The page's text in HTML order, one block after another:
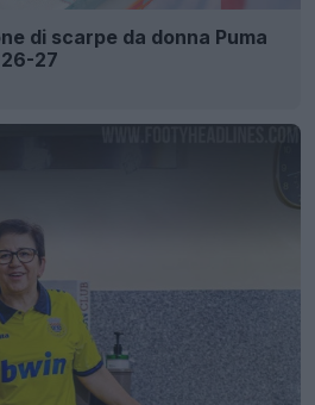
di scarpe da donna Puma
27